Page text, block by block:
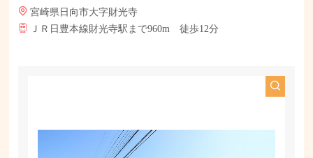
宮崎県日向市大字財光寺
ＪＲ日豊本線財光寺駅まで960m 徒歩12分